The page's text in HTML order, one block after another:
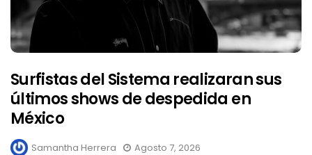
Surfistas del Sistema realizaran sus
últimos shows de despedida en
México
Samantha Herrera Agosto 7, 2026